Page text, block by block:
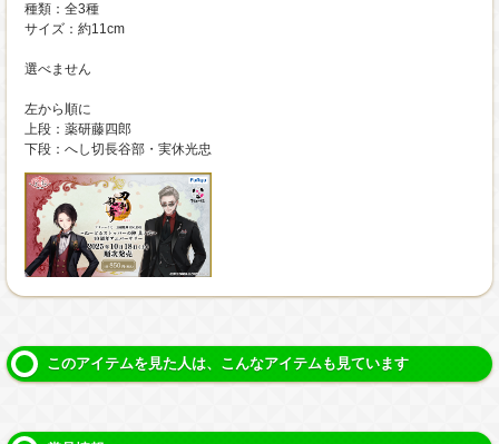
種類：全3種
サイズ：約11cm
選べません
左から順に
上段：薬研藤四郎
下段：へし切長谷部・実休光忠
このアイテムを見た人は、こんなアイテムも見ています